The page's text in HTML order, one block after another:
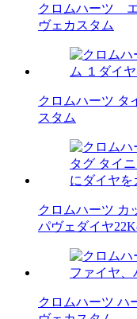
クロムハーツ
ヴェカスタム
クロムハーツ タ
スタム
クロムハーツ カ
パヴェダイヤ
クロムハーツ